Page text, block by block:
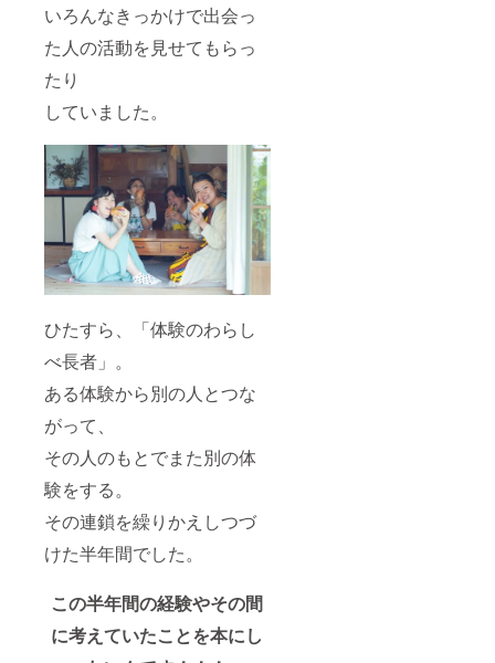
いろんなきっかけで出会っ
た人の活動を見せてもらっ
たり
していました。
ひたすら、「体験のわらし
べ長者」。
ある体験から別の人とつな
がって、
その人のもとでまた別の体
験をする。
その連鎖を繰りかえしつづ
けた半年間でした。
この半年間の経験やその間
に考えていたことを本にし